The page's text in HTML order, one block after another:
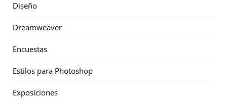
Diseño
Dreamweaver
Encuestas
Estilos para Photoshop
Exposiciones